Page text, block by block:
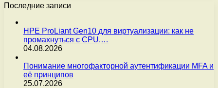
Последние записи
HPE ProLiant Gen10 для виртуализации: как не
промахнуться с CPU,…
04.08.2026
Понимание многофакторной аутентификации MFA и
её принципов
25.07.2026